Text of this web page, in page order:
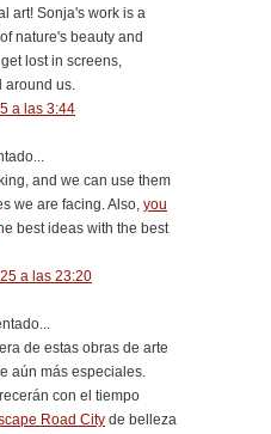
art! Sonja's work is a
nature's beauty and
lost in screens,
around us.
a las 3:44
and we can use them
we are facing. Also, you
best ideas with the best
a las 23:20
de estas obras de arte
aún más especiales.
con el tiempo
Road City de belleza